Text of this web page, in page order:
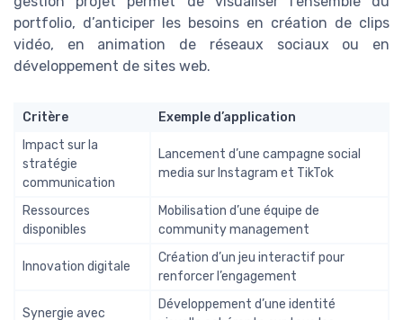
portfolio, d’anticiper les besoins en création de clips
vidéo, en animation de réseaux sociaux ou en
développement de sites web.
Critère
Exemple d’application
Impact sur la
stratégie
communication
Lancement d’une campagne social
media sur Instagram et TikTok
Ressources
disponibles
Mobilisation d’une équipe de
community management
Innovation digitale
Création d’un jeu interactif pour
renforcer l’engagement
Synergie avec
Développement d’une identité